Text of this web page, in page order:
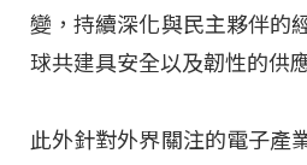
變，持續深化與民主夥伴的
球共建具安全以及韌性的供應
此外針對外界關注的電子產